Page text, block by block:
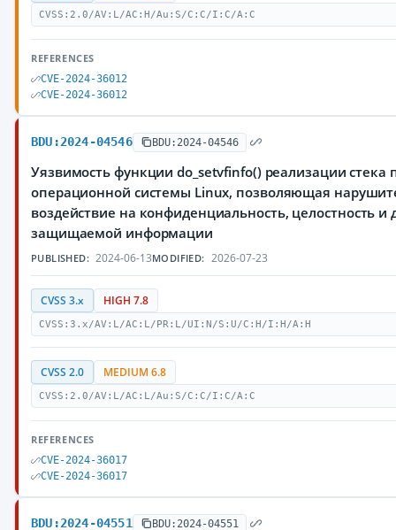
CVSS:2.0/AV:L/AC:H/Au:S/C:C/I:C/A:C
REFERENCES
CVE-2024-36012
CVE-2024-36012
BDU:2024-04546 BDU:2024-04546
Уязвимость функции do_setvfinfo() реализации стека
операционной системы Linux, позволяющая
воздействие на конфиденциальность, целостность и
защищаемой информации
PUBLISHED: 2024-06-13MODIFIED: 2026-07-23
CVSS 3.x HIGH 7.8
CVSS:3.x/AV:L/AC:L/PR:L/UI:N/S:U/C:H/I:H/A:H
CVSS 2.0 MEDIUM 6.8
CVSS:2.0/AV:L/AC:L/Au:S/C:C/I:C/A:C
REFERENCES
CVE-2024-36017
CVE-2024-36017
BDU:2024-04551 BDU:2024-04551